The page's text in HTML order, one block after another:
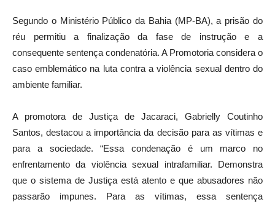
Segundo o Ministério Público da Bahia (MP-BA), a prisão do
réu permitiu a finalização da fase de instrução e a
consequente sentença condenatória. A Promotoria considera o
caso emblemático na luta contra a violência sexual dentro do
ambiente familiar.
A promotora de Justiça de Jacaraci, Gabrielly Coutinho
Santos, destacou a importância da decisão para as vítimas e
para a sociedade. “Essa condenação é um marco no
enfrentamento da violência sexual intrafamiliar. Demonstra
que o sistema de Justiça está atento e que abusadores não
passarão impunes. Para as vítimas, essa sentença